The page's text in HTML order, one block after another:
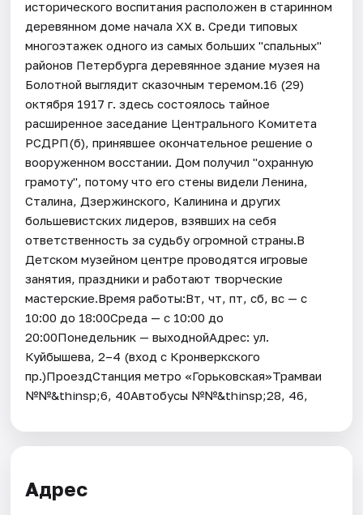
исторического воспитания расположен в старинном
деревянном доме начала XX в. Среди типовых
многоэтажек одного из самых больших "спальных"
районов Петербурга деревянное здание музея на
Болотной выглядит сказочным теремом.16 (29)
октября 1917 г. здесь состоялось тайное
расширенное заседание Центрального Комитета
РСДРП(б), принявшее окончательное решение о
вооруженном восстании. Дом получил "охранную
грамоту", потому что его стены видели Ленина,
Сталина, Дзержинского, Калинина и других
большевистских лидеров, взявших на себя
ответственность за судьбу огромной страны.В
Детском музейном центре проводятся игровые
занятия, праздники и работают творческие
мастерские.Время работы:Вт, чт, пт, сб, вс — с
10:00 до 18:00Среда — с 10:00 до
20:00Понедельник — выходнойАдрес: ул.
Куйбышева, 2–4 (вход с Кронверкского
пр.)ПроездСтанция метро «Горьковская»Трамваи
№№&thinsp;6, 40Автобусы №№&thinsp;28, 46,
Адрес